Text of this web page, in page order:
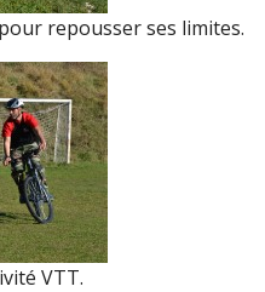
repousser ses limites.
VTT.